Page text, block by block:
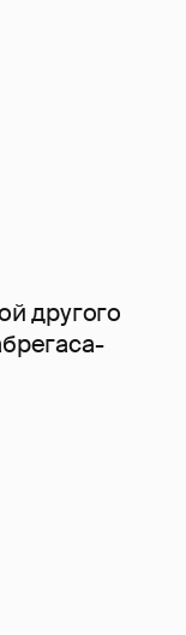
другого